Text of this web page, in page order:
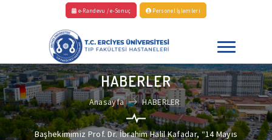
e-Randevu / e-Sonuç Personel İşlemleri
HABERLER
Anasayfa HABERLER
Başhekimimiz Prof. Dr. İbrahim Halil Kafadar, “14 Mayıs